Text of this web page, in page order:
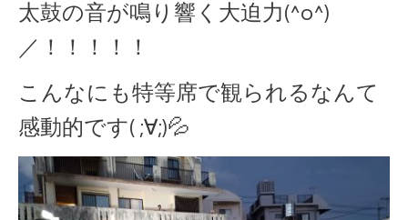
太鼓の音が鳴り響く大迫力(^o^)
／！！！！！
こんなにも特等席で観られるなんて
感動的です( ;∀;)💦